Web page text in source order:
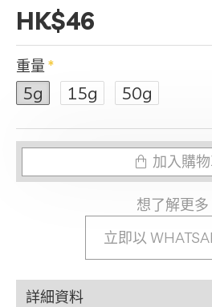
HK$46
重量
5g 15g 50g
加入購
想了解更多
立即以
詳細資料